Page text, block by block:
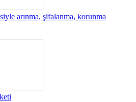
arınma, şifalanma, korunma